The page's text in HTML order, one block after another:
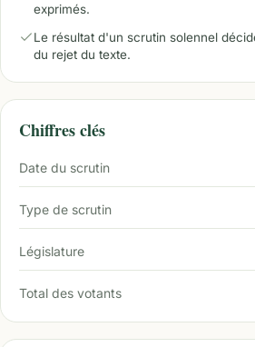
exprimés.
Le résultat d'un scrutin solennel
du rejet du texte.
Chiffres clés
Date du scrutin
Type de scrutin
Législature
Total des votants